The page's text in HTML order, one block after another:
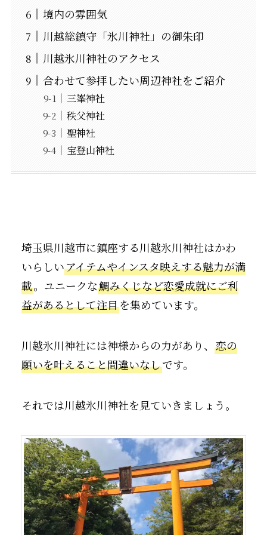
境内の雰囲気
川越総鎮守「氷川神社」の御朱印
川越氷川神社のアクセス
合わせて参拝したい周辺神社をご紹介
三峯神社
秩父神社
聖神社
宝登山神社
埼玉県川越市に鎮座する川越氷川神社はかわ
いらしいアイテムやインスタ映えする魅力が満
載。ユニークな鯛みくじなど恋愛成就にご利
益があるとして注目を集めています。
川越氷川神社には神様からの力があり、 恋の
願いを叶えること間違いなしです。
それでは川越氷川神社を見ていきましょう。